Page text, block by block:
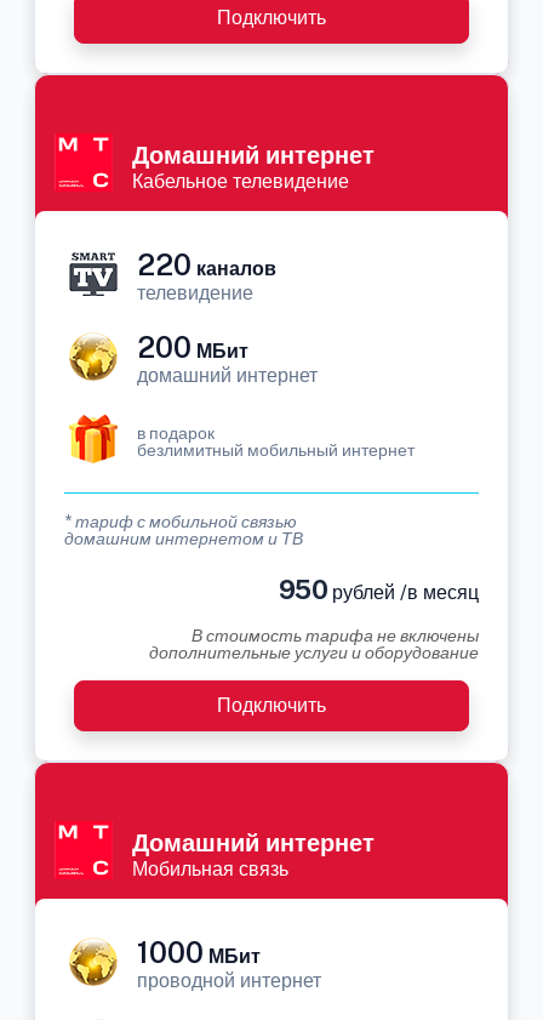
Подключить
Домашний интернет
Кабельное телевидение
220 каналов
телевидение
200 МБит
домашний интернет
в подарок
безлимитный мобильный интернет
* тариф с мобильной связью
домашним интернетом и ТВ
950 рублей /в месяц
В стоимость тарифа не включены
дополнительные услуги и оборудование
Подключить
Домашний интернет
Мобильная связь
1000 МБит
проводной интернет